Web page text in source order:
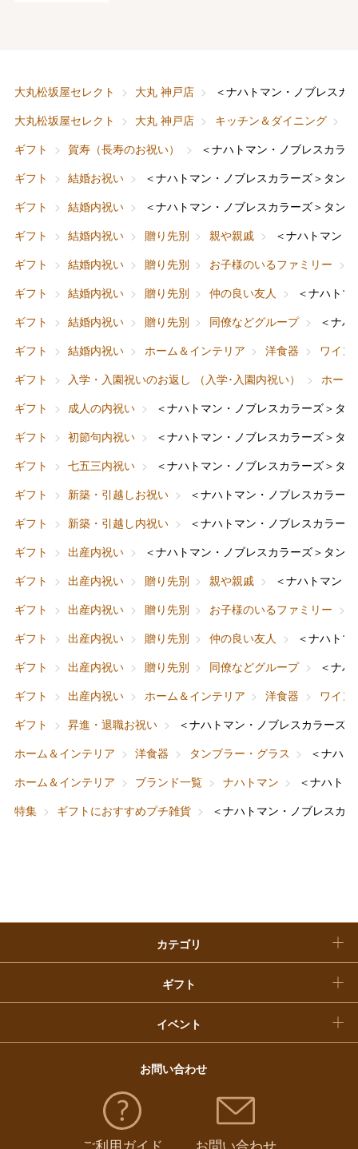
大丸松坂屋セレクト 大丸 神戸店
＜ナハトマン・ノブレス
大丸松坂屋セレクト
大丸 神戸店 キッチン＆ダイニング
ギフト
賀寿（長寿のお祝い）
＜ナハトマン・ノブレスカラ
ギフト
結婚お祝い
＜ナハトマン・ノブレスカラーズ＞タン
ギフト
結婚内祝い
＜ナハトマン・ノブレスカラーズ＞タン
ギフト
結婚内祝い 贈り先別 親や親戚
＜ナハトマン
ギフト
結婚内祝い 贈り先別 お子様のいるファミリー
ギフト
結婚内祝い 贈り先別 仲の良い友人
＜ナハト
ギフト
結婚内祝い 贈り先別 同僚などグループ
＜ナ
ギフト
結婚内祝い ホーム＆インテリア 洋食器
ワイン
ギフト
入学・入園祝いのお返し （入学･入園内祝い）
ホー
ギフト
成人の内祝い
＜ナハトマン・ノブレスカラーズ＞タ
ギフト
初節句内祝い
＜ナハトマン・ノブレスカラーズ＞タ
ギフト
七五三内祝い
＜ナハトマン・ノブレスカラーズ＞タ
ギフト
新築・引越しお祝い
＜ナハトマン・ノブレスカラー
ギフト
新築・引越し内祝い
＜ナハトマン・ノブレスカラー
ギフト
出産内祝い
＜ナハトマン・ノブレスカラーズ＞タン
ギフト
出産内祝い 贈り先別 親や親戚
＜ナハトマン
ギフト
出産内祝い 贈り先別 お子様のいるファミリー
ギフト
出産内祝い 贈り先別 仲の良い友人
＜ナハト
ギフト
出産内祝い 贈り先別 同僚などグループ
＜ナ
ギフト
出産内祝い ホーム＆インテリア 洋食器
ワイン
ギフト
昇進・退職お祝い
＜ナハトマン・ノブレスカラーズ
ホーム＆インテリア
洋食器 タンブラー・グラス
＜ナハ
ホーム＆インテリア
ブランド一覧 ナハトマン
＜ナハト
特集
ギフトにおすすめプチ雑貨 ＜ナハトマン・ノブレスカ
カテゴリ
フード＆スイーツ
ファッション
ホーム＆インテリア
ベビー＆キッズ
ギフト
出産内祝い
結婚内祝い
お香典返し
快気祝い
イベント
バレンタインチョコレート
母の日
父の日
お中元
敬老の日
福袋
お問い合わせ
ご利用ガイド お問い合わせ